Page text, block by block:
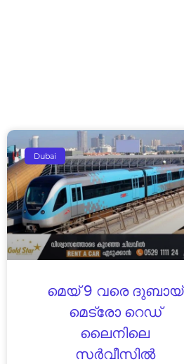
Dubai
മെയ് 9 വരെ ദുബായ്
മെട്രോ റെഡ്
ലൈനിലെ
സർവീസിൽ